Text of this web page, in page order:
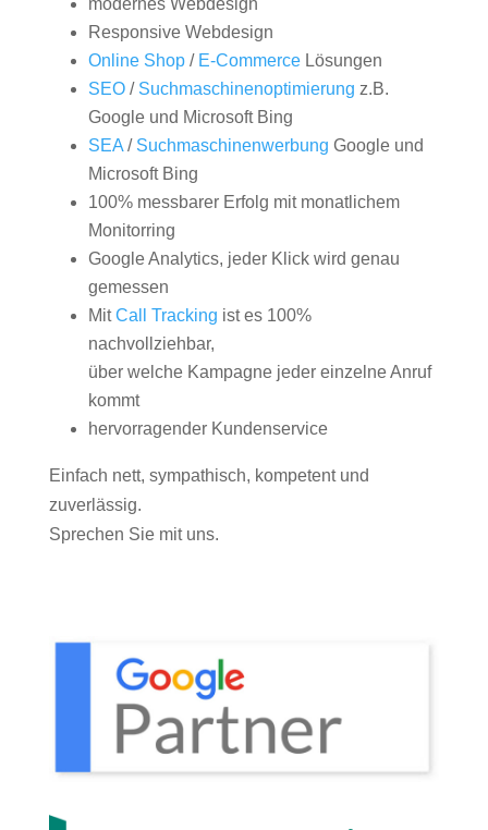
modernes Webdesign
Responsive Webdesign
Online Shop/ E-CommerceLösungen
SEO/ Suchmaschinenoptimierung z.B.
Google und Microsoft Bing
SEA/ Suchmaschinenwerbung Google und
Microsoft Bing
100% messbarer Erfolg mit monatlichem
Monitorring
Google Analytics, jeder Klick wird genau
gemessen
MitCall Tracking ist es 100%
nachvollziehbar,
über welche Kampagne jeder einzelne Anruf
kommt
hervorragender Kundenservice
Einfach nett, sympathisch, kompetent und
zuverlässig.
Sprechen Sie mit uns.